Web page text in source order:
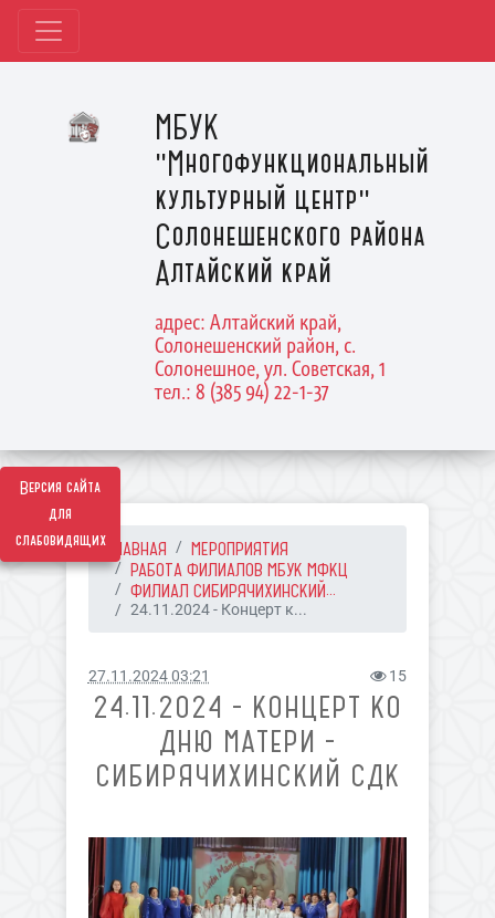
Версия сайта
для
слабовидящих
МБУК
"Многофункциональный
культурный центр"
Солонешенского района
Алтайский край
адрес: Алтайский край,
Солонешенский район, с.
Солонешное, ул. Советская, 1
тел.: 8 (385 94) 22-1-37
ГЛАВНАЯ
МЕРОПРИЯТИЯ
РАБОТА ФИЛИАЛОВ МБУК МФКЦ
ФИЛИАЛ СИБИРЯЧИХИНСКИЙ...
24.11.2024 - Концерт к...
27.11.2024 03:21 15
24.11.2024 - КОНЦЕРТ КО
ДНЮ МАТЕРИ -
СИБИРЯЧИХИНСКИЙ СДК